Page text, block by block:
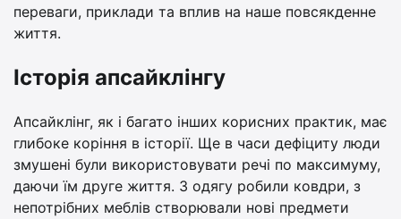
переваги, приклади та вплив на наше повсякденне
життя.
Історія апсайклінгу
Апсайклінг, як і багато інших корисних практик, має
глибоке коріння в історії. Ще в часи дефіциту люди
змушені були використовувати речі по максимуму,
даючи їм друге життя. З одягу робили ковдри, з
непотрібних меблів створювали нові предмети